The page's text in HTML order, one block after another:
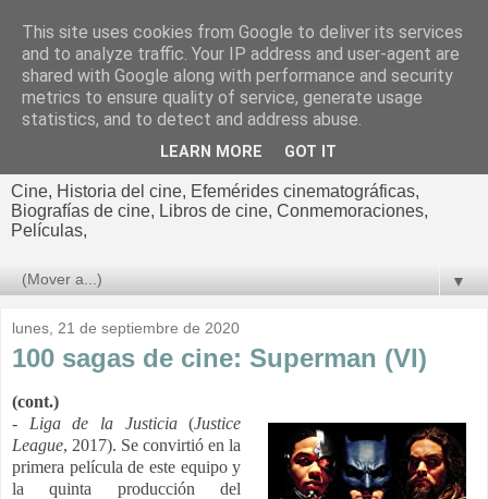
El cultural
cinematográfico de Jorge
Cine, Historia del cine, Efemérides cinematográficas,
Biografías de cine, Libros de cine, Conmemoraciones,
Películas,
▼
lunes, 21 de septiembre de 2020
100 sagas de cine: Superman (VI)
(cont.)
- Liga de la Justicia(Justice
League, 2017). Se convirtió en la
primera película de este equipo y
la quinta producción del
This site uses cookies from Google to deliver its services
and to analyze traffic. Your IP address and user-agent are
shared with Google along with performance and security
metrics to ensure quality of service, generate usage
statistics, and to detect and address abuse.
LEARN MORE GOT IT